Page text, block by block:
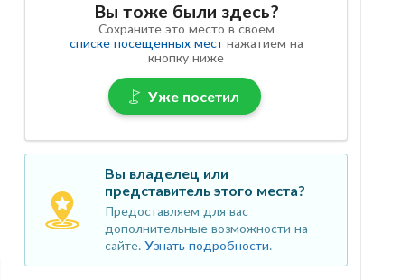
Вы тоже были здесь?
Сохраните это место в своем
списке посещенных местнажатием на
кнопку ниже
Уже посетил
Вы владелец или
представитель этого места?
Предоставляем для вас
дополнительные возможности на
сайте. Узнать подробности.